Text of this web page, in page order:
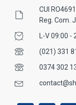
CUI
Reg. Com.
L-V 09:00 -
(021) 331
0374 302